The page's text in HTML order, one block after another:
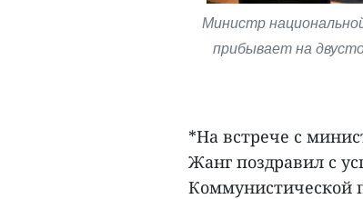
Министр
прибывает на
*На встрече с
Жанг поздравил с
Коммунистической